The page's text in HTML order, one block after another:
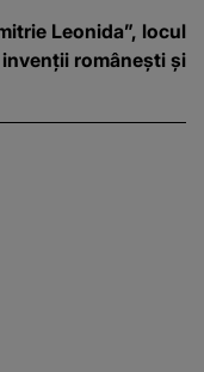
Leonida”, locul
românești și